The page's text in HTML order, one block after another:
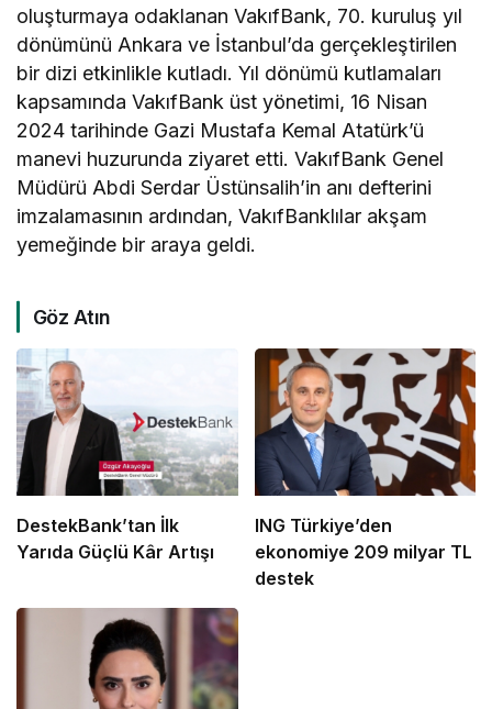
oluşturmaya odaklanan VakıfBank, 70. kuruluş yıl
dönümünü Ankara ve İstanbul’da gerçekleştirilen
bir dizi etkinlikle kutladı. Yıl dönümü kutlamaları
kapsamında VakıfBank üst yönetimi, 16 Nisan
2024 tarihinde Gazi Mustafa Kemal Atatürk’ü
manevi huzurunda ziyaret etti. VakıfBank Genel
Müdürü Abdi Serdar Üstünsalih’in anı defterini
imzalamasının ardından, VakıfBanklılar akşam
yemeğinde bir araya geldi.
Göz Atın
DestekBank’tan İlk
Yarıda Güçlü Kâr Artışı
ING Türkiye’den
ekonomiye 209 milyar TL
destek